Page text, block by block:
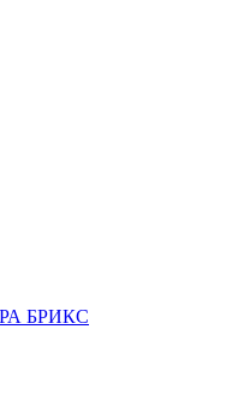
БРИКС